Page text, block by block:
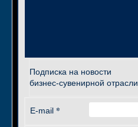
Подписка на новости
бизнес-сувенирной отрасли
E-mail *